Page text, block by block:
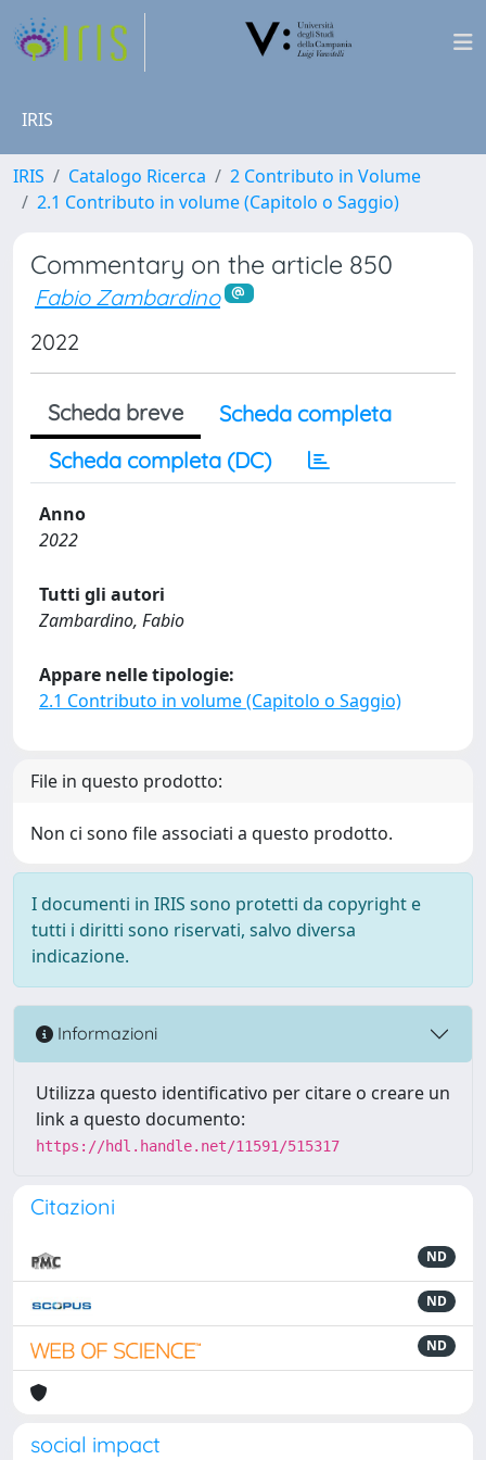
IRIS
IRIS Catalogo Ricerca
2 Contributo in Volume
2.1 Contributo in volume (Capitolo o Saggio)
Commentary on the article 850
Fabio Zambardino
2022
Scheda breve
Scheda completa
Scheda completa (DC)
Anno
2022
Tutti gli autori
Zambardino, Fabio
Appare nelle tipologie:
2.1 Contributo in volume (Capitolo o Saggio)
File in questo prodotto:
Non ci sono file associati a questo prodotto.
I documenti in IRIS sono protetti da copyright e
tutti i diritti sono riservati, salvo diversa
indicazione.
Informazioni
Utilizza questo identificativo per citare o creare un
link a questo documento:
https://hdl.handle.net/11591/515317
Citazioni
ND
ND
ND
social impact